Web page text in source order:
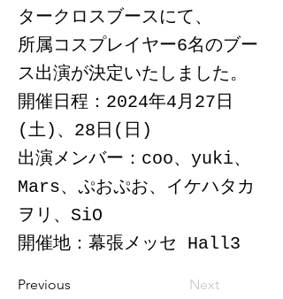
タークロスブースにて、
所属コスプレイヤー6名のブー
ス出演が決定いたしました。
開催日程：2024年4月27日
(土)、28日(日)
出演メンバー：coo、yuki、
Mars、ぷおぷお、イケハタカ
ヲリ、SiO
開催地：幕張メッセ Hall3
Previous Next